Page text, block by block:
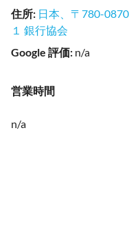
住所: 日本、〒780-
１ 銀行協会
Google 評価: n/a
営業時間
n/a